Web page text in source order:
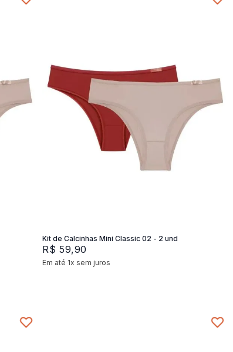
Kit de Calcinhas Mini Classic 02 - 2 und
R$ 59,90
Em até 1x sem juros